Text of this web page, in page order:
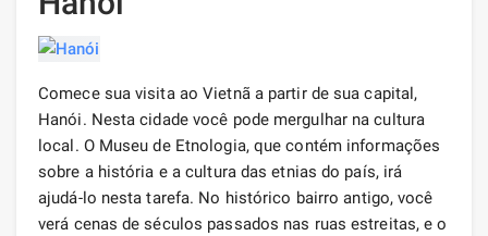
Comece sua visita ao Vietnã a partir de sua capital,
Hanói. Nesta cidade você pode mergulhar na cultura
local. O Museu de Etnologia, que contém informações
sobre a história e a cultura das etnias do país, irá
ajudá-lo nesta tarefa. No histórico bairro antigo, você
verá cenas de séculos passados ​​nas ruas estreitas, e o